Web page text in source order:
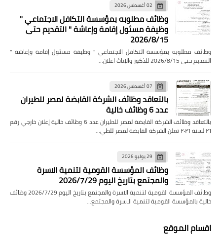
02 أغسطس 2026
وظائف مطلوبه بمؤسسة التكافل الاجتماعي "
وظيفة مسئول إقامة وإعاشة " التقديم حتى
2026/8/15
وظائف مطلوبه بمؤسسة التكافل الاجتماعي " وظيفة مسئول إقامة وإعاشة "
التقديم حتى 2026/8/15 للذكور والإناث اعلان…
07 أغسطس 2026
بالتعاقد وظائف الشركة القابضة لمصر للطيران
عدد 6 وظائف خالية
بالتعاقد وظائف الشركة القابضة لمصر للطيران عدد 6 وظائف خالية إعلان خارجي رقم
٢٦ لسنة ٢٠٢٦ تعلن الشركة القابضة لمصر للطي…
29 يوليو 2026
وظائف المؤسسة القومية لتنمية الاسرة
والمجتمع بتاريخ اليوم 2026/7/29
وظائف المؤسسة القومية لتنمية الاسرة والمجتمع بتاريخ اليوم 2026/7/29 وظائف
خالية بالمؤسسة القومية لتنمية الاسرة والمجتمع…
اقسام الموقع